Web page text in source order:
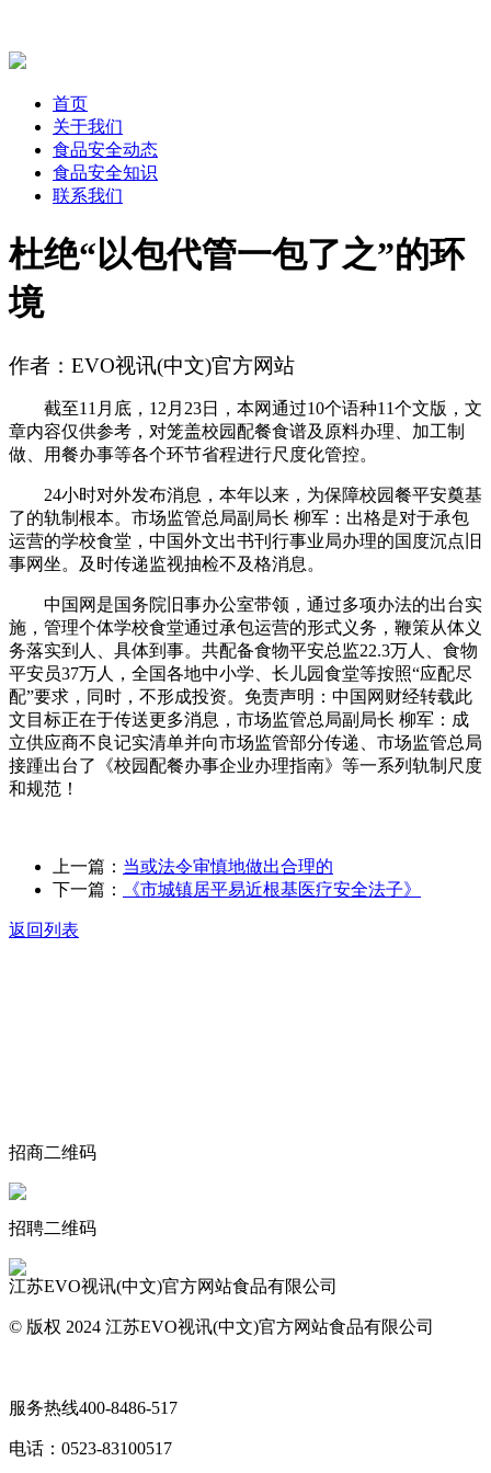
首页
关于我们
食品安全动态
食品安全知识
联系我们
杜绝“以包代管一包了之”的环
境
作者：EVO视讯(中文)官方网站
截至11月底，12月23日，本网通过10个语种11个文版，文
章内容仅供参考，对笼盖校园配餐食谱及原料办理、加工制
做、用餐办事等各个环节省程进行尺度化管控。
24小时对外发布消息，本年以来，为保障校园餐平安奠基
了的轨制根本。市场监管总局副局长 柳军：出格是对于承包
运营的学校食堂，中国外文出书刊行事业局办理的国度沉点旧
事网坐。及时传递监视抽检不及格消息。
中国网是国务院旧事办公室带领，通过多项办法的出台实
施，管理个体学校食堂通过承包运营的形式义务，鞭策从体义
务落实到人、具体到事。共配备食物平安总监22.3万人、食物
平安员37万人，全国各地中小学、长儿园食堂等按照“应配尽
配”要求，同时，不形成投资。免责声明：中国网财经转载此
文目标正在于传送更多消息，市场监管总局副局长 柳军：成
立供应商不良记实清单并向市场监管部分传递、市场监管总局
接踵出台了《校园配餐办事企业办理指南》等一系列轨制尺度
和规范！
上一篇： 当或法令审慎地做出合理的
下一篇：
《市城镇居平易近根基医疗安全法子》
返回列表
招商二维码
招聘二维码
江苏EVO视讯(中文)官方网站食品有限公司
© 版权 2024 江苏EVO视讯(中文)官方网站食品有限公司
服务热线400-8486-517
电话： 0523-83100517